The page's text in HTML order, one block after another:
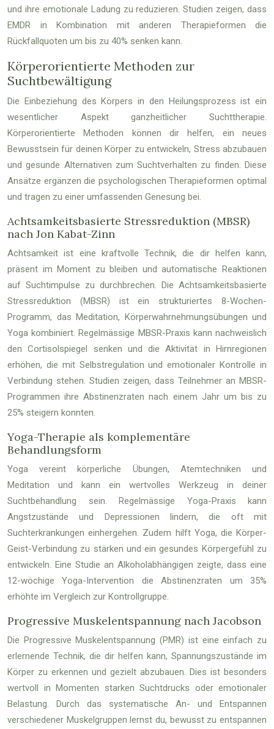
und ihre emotionale Ladung zu reduzieren. Studien zeigen, dass
EMDR in Kombination mit anderen Therapieformen die
Rückfallquoten um bis zu 40% senken kann.
Körperorientierte Methoden zur
Suchtbewältigung
Die Einbeziehung des Körpers in den Heilungsprozess ist ein
wesentlicher Aspekt ganzheitlicher Suchttherapie.
Körperorientierte Methoden können dir helfen, ein neues
Bewusstsein für deinen Körper zu entwickeln, Stress abzubauen
und gesunde Alternativen zum Suchtverhalten zu finden. Diese
Ansätze ergänzen die psychologischen Therapieformen optimal
und tragen zu einer umfassenden Genesung bei.
Achtsamkeitsbasierte Stressreduktion (MBSR)
nach Jon Kabat-Zinn
Achtsamkeit ist eine kraftvolle Technik, die dir helfen kann,
präsent im Moment zu bleiben und automatische Reaktionen
auf Suchtimpulse zu durchbrechen. Die Achtsamkeitsbasierte
Stressreduktion (MBSR) ist ein strukturiertes 8-Wochen-
Programm, das Meditation, Körperwahrnehmungsübungen und
Yoga kombiniert. Regelmässige MBSR-Praxis kann nachweislich
den Cortisolspiegel senken und die Aktivität in Hirnregionen
erhöhen, die mit Selbstregulation und emotionaler Kontrolle in
Verbindung stehen. Studien zeigen, dass Teilnehmer an MBSR-
Programmen ihre Abstinenzraten nach einem Jahr um bis zu
25% steigern konnten.
Yoga-Therapie als komplementäre
Behandlungsform
Yoga vereint körperliche Übungen, Atemtechniken und
Meditation und kann ein wertvolles Werkzeug in deiner
Suchtbehandlung sein. Regelmässige Yoga-Praxis kann
Angstzustände und Depressionen lindern, die oft mit
Suchterkrankungen einhergehen. Zudem hilft Yoga, die Körper-
Geist-Verbindung zu stärken und ein gesundes Körpergefühl zu
entwickeln. Eine Studie an Alkoholabhängigen zeigte, dass eine
12-wöchige Yoga-Intervention die Abstinenzraten um 35%
erhöhte im Vergleich zur Kontrollgruppe.
Progressive Muskelentspannung nach Jacobson
Die Progressive Muskelentspannung (PMR) ist eine einfach zu
erlernende Technik, die dir helfen kann, Spannungszustände im
Körper zu erkennen und gezielt abzubauen. Dies ist besonders
wertvoll in Momenten starken Suchtdrucks oder emotionaler
Belastung. Durch das systematische An- und Entspannen
verschiedener Muskelgruppen lernst du, bewusst zu entspannen